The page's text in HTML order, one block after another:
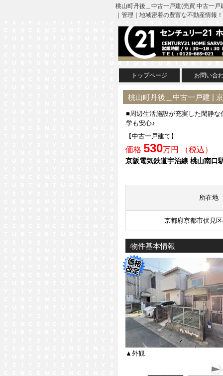
桃山町丹後＿中古一戸建(売買 中古一
｜管理｜地域密着の豊富な不動産情報！
トップページ お問い合
桃山町丹後＿中古一戸建 |
■周辺生活施設が充実した閑静
学も安心♪
【中古一戸建て】
価格 530万円 （税込）
京阪電気鉄道宇治線 桃山南口
所在地
京都府京都市伏見
物件基本情報
▲外観